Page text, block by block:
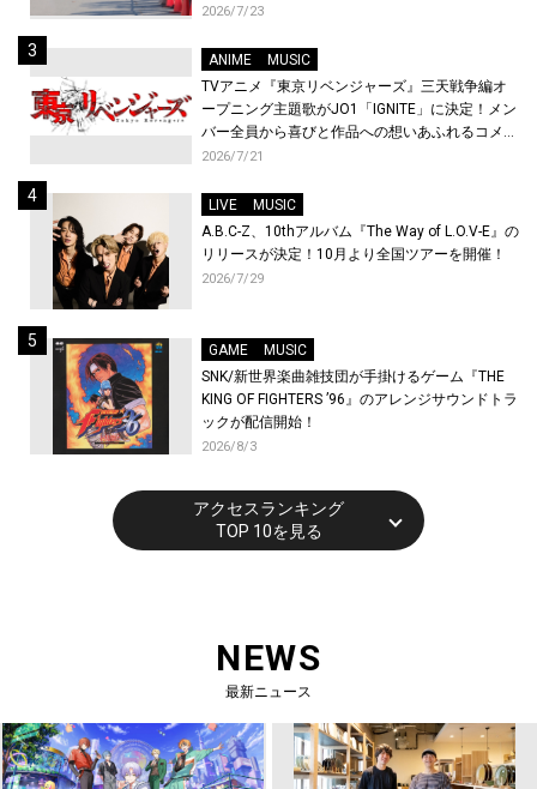
2026/7/23
ANIME
MUSIC
TVアニメ『東京リベンジャーズ』三天戦争編オ
ープニング主題歌がJO1「IGNITE」に決定！メン
バー全員から喜びと作品への想いあふれるコメン
トが到着！9月に東京・大阪で先行上映会を開
2026/7/21
LIVE
MUSIC
A.B.C-Z、10thアルバム『The Way of L.O.V-E』の
リリースが決定！10月より全国ツアーを開催！
2026/7/29
GAME
MUSIC
SNK/新世界楽曲雑技団が手掛けるゲーム『THE
KING OF FIGHTERS ’96』のアレンジサウンドトラ
ックが配信開始！
2026/8/3
アクセスランキング
TOP 10を見る
NEWS
最新ニュース